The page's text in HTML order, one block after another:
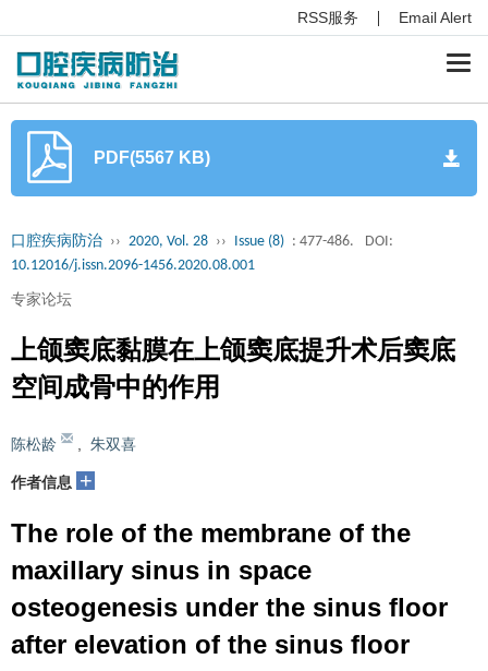
RSS服务 Email Alert
PDF(5567 KB)
口腔疾病防治 ›› 2020, Vol. 28 ›› Issue (8) : 477-486.
DOI:
10.12016/j.issn.2096-1456.2020.08.001
专家论坛
上颌窦底黏膜在上颌窦底提升术后窦底
空间成骨中的作用
陈松龄 朱双喜
作者信息 +
The role of the membrane of the
maxillary sinus in space
osteogenesis under the sinus floor
after elevation of the sinus floor